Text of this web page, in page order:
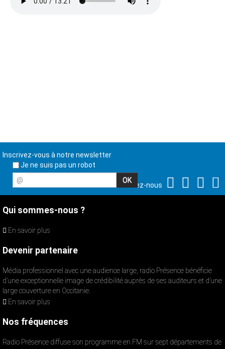
Inscrivez-vous à notre newsletter
Je ne suis pas un robot
@
Suivez-nous
Qui sommes-nous ?
En savoir plus
Devenir partenaire
Média professionnel avec une audience large, radio Présence bénéficie
d’une exceptionnelle image de crédibilité auprès de ses auditeurs et d’une
large couverture en Occitanie.
En savoir plus
Nos fréquences
Radio Présence diffuse son programme en FM sur sept départements de